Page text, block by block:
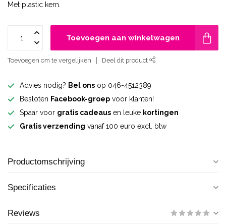
Met plastic kern.
Toevoegen aan winkelwagen
Toevoegen om te vergelijken Deel dit product
Advies nodig? Bel ons op 046-4512389
Besloten Facebook-groep voor klanten!
Spaar voor gratis cadeaus en leuke kortingen
Gratis verzending vanaf 100 euro excl. btw
Productomschrijving
Specificaties
Reviews